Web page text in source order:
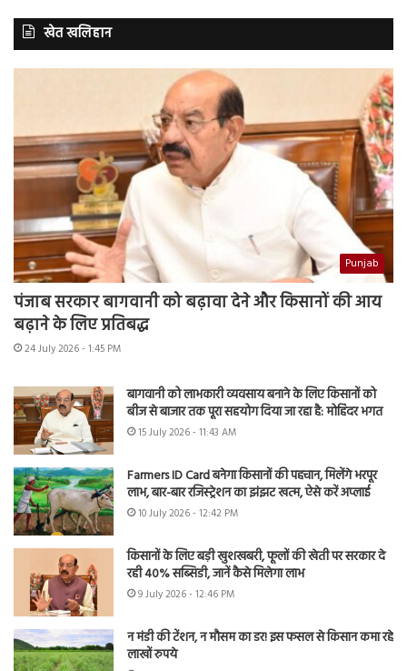
खेत खलिहान
Punjab
पंजाब सरकार बागवानी को बढ़ावा देने और किसानों की आय
बढ़ाने के लिए प्रतिबद्ध
24 July 2026 - 1:45 PM
बागवानी को लाभकारी व्यवसाय बनाने के लिए किसानों को
बीज से बाजार तक पूरा सहयोग दिया जा रहा है: मोहिंदर भगत
15 July 2026 - 11:43 AM
Farmers ID Card बनेगा किसानों की पहचान, मिलेंगे भरपूर
लाभ, बार-बार रजिस्ट्रेशन का झंझट खत्म, ऐसे करें अप्लाई
10 July 2026 - 12:42 PM
किसानों के लिए बड़ी खुशखबरी, फूलों की खेती पर सरकार दे
रही 40% सब्सिडी, जानें कैसे मिलेगा लाभ
9 July 2026 - 12:46 PM
न मंडी की टेंशन, न मौसम का डर! इस फसल से किसान कमा रहे
लाखों रुपये